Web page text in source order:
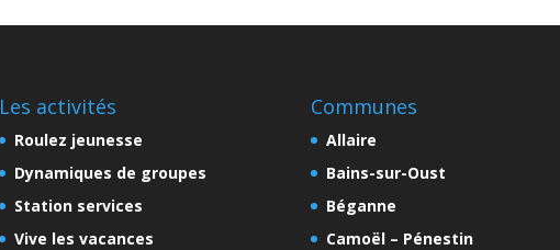
Les activités
Roulez jeunesse
Dynamiques de groupes
Station services
Vive les vacances
Communes
Allaire
Bains-sur-Oust
Béganne
Camoël – Pénestin